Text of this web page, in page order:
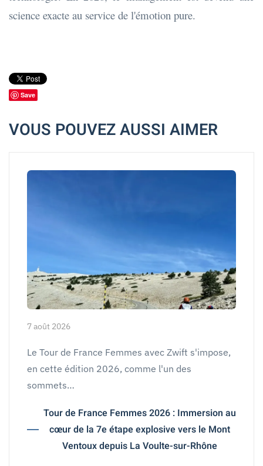
science exacte au service de l'émotion pure.
Save
VOUS POUVEZ AUSSI AIMER
7 août 2026
Le Tour de France Femmes avec Zwift s'impose,
en cette édition 2026, comme l'un des
sommets…
Tour de France Femmes 2026 : Immersion au
cœur de la 7e étape explosive vers le Mont
Ventoux depuis La Voulte-sur-Rhône